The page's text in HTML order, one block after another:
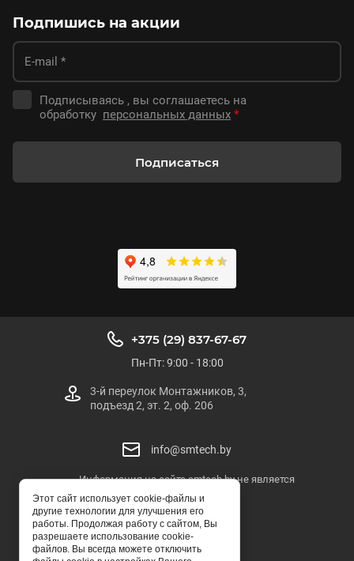
Подпишись на акции
Подписываясь , вы соглашаетесь на
обработку персональных данных *
Подписаться
SMTECH.BY
© ООО "СМТЕХ-БЕЛ"
+375 (29) 837-67-67
Пн-Пт: 9:00 - 18:00
3-й переулок Монтажников, 3,
подъезд 2, эт. 2, оф. 206
info@smtech.by
Информация на сайте smtech.by не является
публичной офертой
Этот сайт использует cookie-файлы и
другие технологии для улучшения его
работы. Продолжая работу с сайтом, Вы
разрешаете использование cookie-
файлов. Вы всегда можете отключить